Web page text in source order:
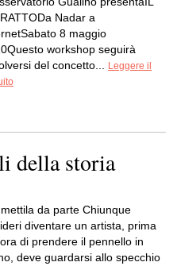
Nadar a
8 maggio
workshop seguirà
del concetto...
Leggere il
della storia
mettila da parte Chiunque
diventare un artista, prima
di prendere il pennello in
deve guardarsi allo specchio